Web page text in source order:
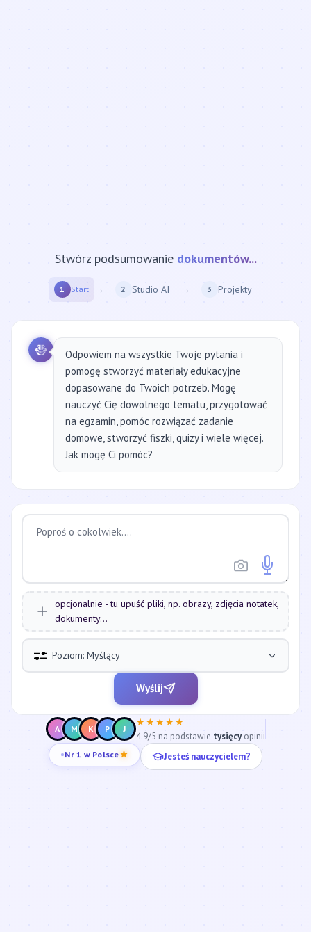
Stwórz podsumowanie strony internetowej...
1 Start → 2 Studio AI → 3 Projekty
Odpowiem na wszystkie Twoje pytania i
pomogę stworzyć materiały edukacyjne
dopasowane do Twoich potrzeb. Mogę
nauczyć Cię dowolnego tematu, przygotować
na egzamin, pomóc rozwiązać zadanie
domowe, stworzyć fiszki, quizy i wiele więcej.
Jak mogę Ci pomóc?
opcjonalnie - tu upuść pliki, np. obrazy, zdjęcia notatek,
dokumenty...
Poziom: Myślący
Wyślij
A M K P J
★★★★★
4.9/5 na podstawie tysięcyopinii
Nr 1 w Polsce Jesteś nauczycielem?